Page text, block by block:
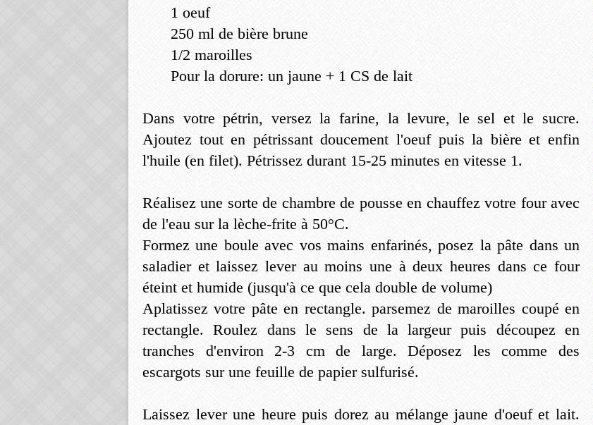
1 oeuf
250 ml de bière brune
1/2 maroilles
Pour la dorure: un jaune + 1 CS de lait
Dans votre pétrin, versez la farine, la levure, le sel et le sucre.
Ajoutez tout en pétrissant doucement l'oeuf puis la bière et enfin
l'huile (en filet). Pétrissez durant 15-25 minutes en vitesse 1.
Réalisez une sorte de chambre de pousse en chauffez votre four avec
de l'eau sur la lèche-frite à 50°C.
Formez une boule avec vos mains enfarinés, posez la pâte dans un
saladier et laissez lever au moins une à deux heures dans ce four
éteint et humide (jusqu'à ce que cela double de volume)
Aplatissez votre pâte en rectangle. parsemez de maroilles coupé en
rectangle. Roulez dans le sens de la largeur puis découpez en
tranches d'environ 2-3 cm de large. Déposez les comme des
escargots sur une feuille de papier sulfurisé.
Laissez lever une heure puis dorez au mélange jaune d'oeuf et lait.